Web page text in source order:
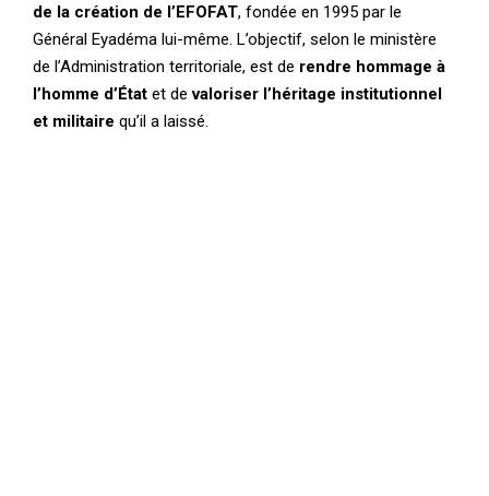
de la création de l’EFOFAT, fondée en 1995 par le
Général Eyadéma lui-même. L’objectif, selon le ministère
de l’Administration territoriale, est de rendre hommage à
l’homme d’État et devaloriser l’héritage institutionnel
et militaire qu’il a laissé.